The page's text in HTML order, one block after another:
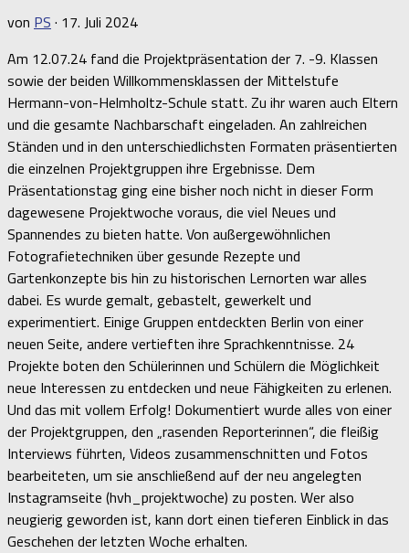
von PS · 17. Juli 2024
Am 12.07.24 fand die Projektpräsentation der 7. -9. Klassen
sowie der beiden Willkommensklassen der Mittelstufe
Hermann-von-Helmholtz-Schule statt. Zu ihr waren auch Eltern
und die gesamte Nachbarschaft eingeladen. An zahlreichen
Ständen und in den unterschiedlichsten Formaten präsentierten
die einzelnen Projektgruppen ihre Ergebnisse. Dem
Präsentationstag ging eine bisher noch nicht in dieser Form
dagewesene Projektwoche voraus, die viel Neues und
Spannendes zu bieten hatte. Von außergewöhnlichen
Fotografietechniken über gesunde Rezepte und
Gartenkonzepte bis hin zu historischen Lernorten war alles
dabei. Es wurde gemalt, gebastelt, gewerkelt und
experimentiert. Einige Gruppen entdeckten Berlin von einer
neuen Seite, andere vertieften ihre Sprachkenntnisse. 24
Projekte boten den Schülerinnen und Schülern die Möglichkeit
neue Interessen zu entdecken und neue Fähigkeiten zu erlenen.
Und das mit vollem Erfolg! Dokumentiert wurde alles von einer
der Projektgruppen, den „rasenden Reporterinnen“, die fleißig
Interviews führten, Videos zusammenschnitten und Fotos
bearbeiteten, um sie anschließend auf der neu angelegten
Instagramseite (hvh_projektwoche) zu posten. Wer also
neugierig geworden ist, kann dort einen tieferen Einblick in das
Geschehen der letzten Woche erhalten.